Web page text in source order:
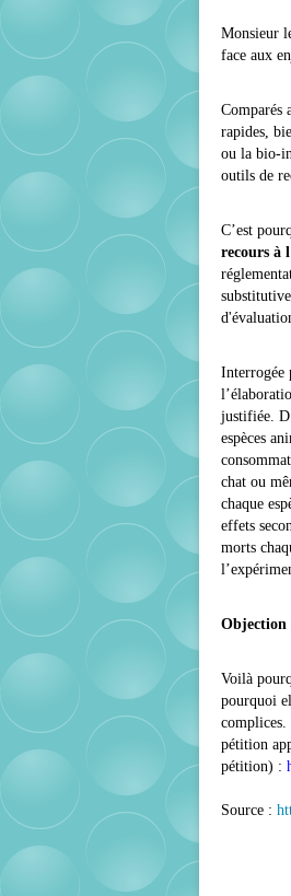
Monsieur
face aux
Comparés
rapides,
ou la bio-
outils de
C’est
recours à
Interrogée
justifiée.
espèces
chat ou
chaque
effets
morts
Objection
Voilà
pourquoi
complices.
pétition
pétition) :
Source :